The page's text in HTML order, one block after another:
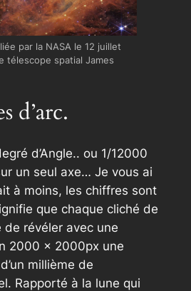
par la NASA le 12 juillet
télescope spatial James
d’arc.
d’Angle.. ou 1/12000
un seul axe… Je vous ai
à moins, les chiffres sont
que chaque cliché de
révéler avec une
2000 x 2000px une
millième de
Rapporté à la lune qui